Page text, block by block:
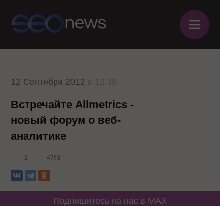
≡
12 Сентября 2012
Встречайте Allmetrics -
новый форум о веб-
аналитике
2 4793
Подпишитесь на нас в MAX